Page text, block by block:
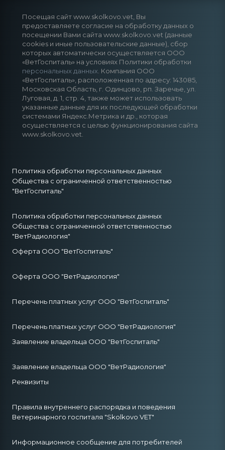
Посещая сайт www.skolkovo.vet, Вы
предоставляете согласие на обработку данных о
посещении Вами сайта www.skolkovo.vet (данные
cookies и иные пользовательские данные), сбор
которых автоматически осуществляется ООО
«ВетГоспиталь» на условиях Политики обработки
персональных данных . Компания ООО
«ВетГоспиталь», расположенная по адресу: 143085,
Московская Область, г. Одинцово, рп. Заречье, ул.
Луговая, д. 1, стр. 4, также может использовать
указанные данные для их последующей обработки
системами Яндекс.Метрика и др., которая
осуществляется с целью функционирования сайта
www.skolkovo.vet.
Политика обработки персональных данных
Общества с ограниченной ответственностью
"ВетГоспиталь"
Политика обработки персональных данных
Общества с ограниченной ответственностью
"ВетРадиология"
Оферта ООО "ВетГоспиталь"
Оферта ООО "ВетРадиология"
Перечень платных услуг ООО "ВетГоспиталь"
Перечень платных услуг ООО "ВетРадиология"
Заявление владельца ООО "ВетГоспиталь"
Заявление владельца ООО "ВетРадиология"
Реквизиты
Правила внутреннего распорядка и поведения
Ветеринарного госпиталя "Skolkovo VET"
Информационное сообщение для потребителей